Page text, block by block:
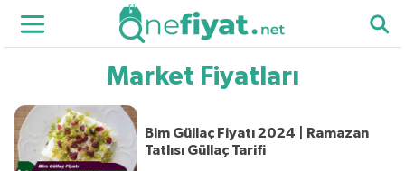
Market Fiyatları
Bim Güllaç Fiyatı 2024 | Ramazan
Tatlısı Güllaç Tarifi